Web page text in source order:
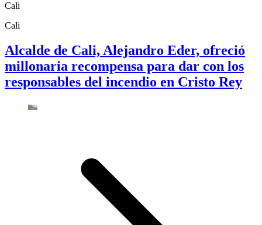
Cali
Cali
Alcalde de Cali, Alejandro Eder, ofreció
millonaria recompensa para dar con los
responsables del incendio en Cristo Rey